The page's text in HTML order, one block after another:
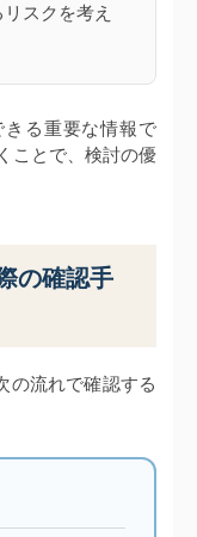
スクを考え
る重要な情報で
ことで、検討の優
の確認手
の流れで確認する